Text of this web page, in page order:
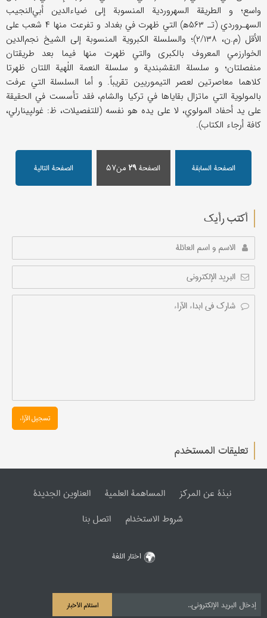
واسع؛ و الطريقة السهروردية المنسوبة إلى ضياء‌الدين أبي‌النجيب
السهـروردي (تـ ۵۶۳ه‍) التي ظهرت في بغداد و تفرعت منها ۴ شعب على
الأقل (م.ن، ۲/۱۳۸)؛ والسلسلة الكبروية المنسوبة إلى الشيخ نجم‌الدين
الخوارزمي المعروف بالكبرى والتي ظهرت منها فيما بعد طريقتان
منفصلتان؛ و سلسلة النقشبندية و سلسلة النعمة اللٰهية اللتان ظهرتا
كلاهما معاصرتين لعصر التيموريين تقريباً. و أما السلسلة التي عرفت
بالمولوية التي ماتزال بقاياها في تركيا والشام، فقد تأسست في الحقيقة
على يد أحفاد المولوي، لا على يده هو نفسه (للتفصيلات، ظ: غولپينارلي،
كافة أرجاء الكتاب).
الصفحة السابقة الصفحة۲۹من۵۷ الصفحة التالیة
أکتب رأیك
تسجیل الآراء
تعليقات المستخدم
نبذة عن المرکز المساهمة العلمیة
العناوین الجدیدة
شروط الاستخدام
اتصل بنا
اختار اللغة
استلام الأخبار